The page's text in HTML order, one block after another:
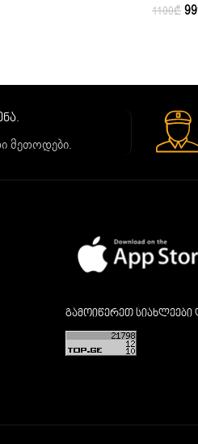
1100₾
მეთოდები.
გამოიწერეთ